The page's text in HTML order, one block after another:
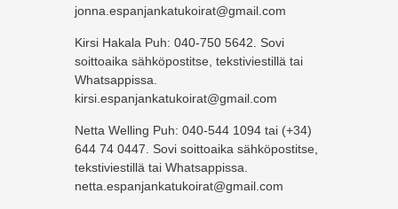
jonna.espanjankatukoirat@gmail.com
Kirsi Hakala Puh: 040-750 5642. Sovi
soittoaika sähköpostitse, tekstiviestillä tai
Whatsappissa.
kirsi.espanjankatukoirat@gmail.com
Netta Welling Puh: 040-544 1094 tai (+34)
644 74 0447. Sovi soittoaika sähköpostitse,
tekstiviestillä tai Whatsappissa.
netta.espanjankatukoirat@gmail.com